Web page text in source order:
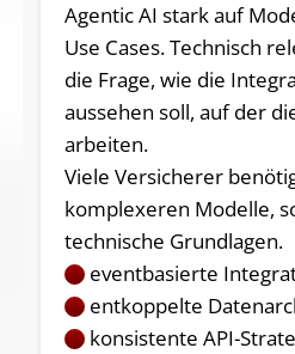
Agentic AI stark auf
Use Cases. Technisch
die Frage, wie die
aussehen soll, auf der
arbeiten.
Viele Versicherer
komplexeren Modelle,
technische Grundlagen.
eventbasierte
entkoppelte
konsistente API-